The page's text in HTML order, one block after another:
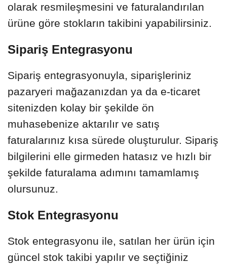
olarak resmileşmesini ve faturalandırılan
ürüne göre stokların takibini yapabilirsiniz.
Sipariş Entegrasyonu
Sipariş entegrasyonuyla, siparişleriniz
pazaryeri mağazanızdan ya da e-ticaret
sitenizden kolay bir şekilde ön
muhasebenize aktarılır ve satış
faturalarınız kısa sürede oluşturulur. Sipariş
bilgilerini elle girmeden hatasız ve hızlı bir
şekilde faturalama adımını tamamlamış
olursunuz.
Stok Entegrasyonu
Stok entegrasyonu ile, satılan her ürün için
güncel stok takibi yapılır ve seçtiğiniz